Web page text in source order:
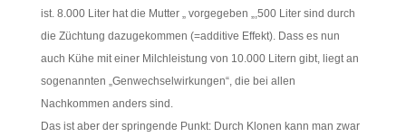
ist. 8.000 Liter hat die Mutter „ vorgegeben „,500 Liter sind durch
die Züchtung dazugekommen (=additive Effekt). Dass es nun
auch Kühe mit einer Milchleistung von 10.000 Litern gibt, liegt an
sogenannten „Genwechselwirkungen“, die bei allen
Nachkommen anders sind.
Das ist aber der springende Punkt: Durch Klonen kann man zwar